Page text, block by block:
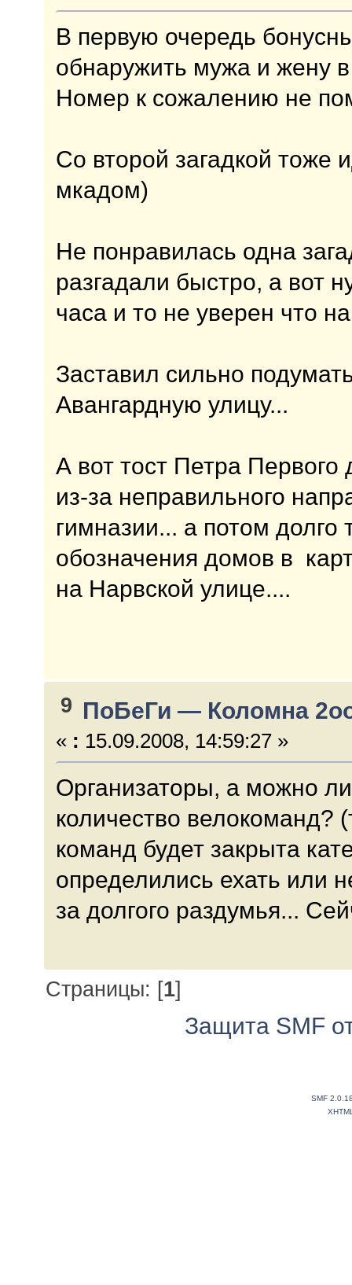
В первую очередь
обнаружить мужа и жену
Номер к сожалению не
Со второй загадкой тоже
мкадом)
Не понравилась одна
разгадали быстро, а вот
часа и то не уверен что
Заставил сильно
Авангардную улицу...
А вот тост Петра Первого
из-за неправильного
гимназии... а потом долго
обозначения домов в
на Нарвской улице....
9 ПоБеГи — Коломна
« : 15.09.2008, 14:59:27 »
Организаторы, а можно
количество велокоманд?
команд будет закрыта
определились ехать или
за долгого раздумья...
Страницы: [1]
Защита SMF
SMF